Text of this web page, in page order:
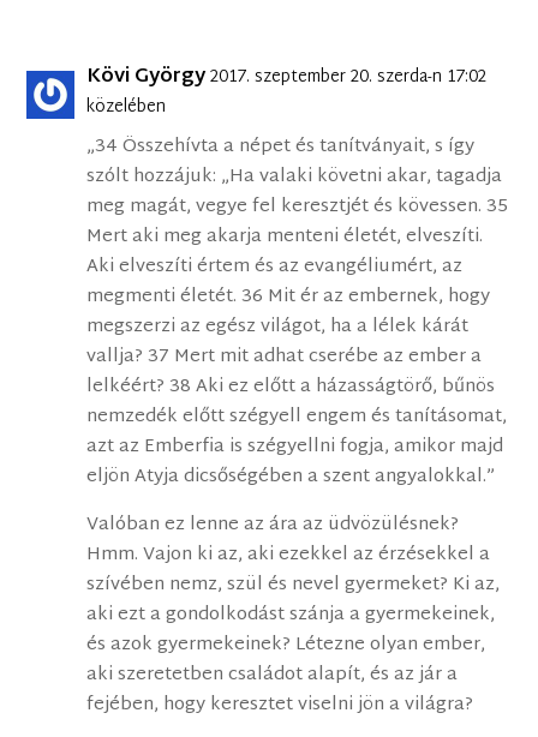
Kövi György2017. szeptember 20. szerda-n 17:02
közelében
„34 Összehívta a népet és tanítványait, s így
szólt hozzájuk: „Ha valaki követni akar, tagadja
meg magát, vegye fel keresztjét és kövessen. 35
Mert aki meg akarja menteni életét, elveszíti.
Aki elveszíti értem és az evangéliumért, az
megmenti életét. 36 Mit ér az embernek, hogy
megszerzi az egész világot, ha a lélek kárát
vallja? 37 Mert mit adhat cserébe az ember a
lelkéért? 38 Aki ez előtt a házasságtörő, bűnös
nemzedék előtt szégyell engem és tanításomat,
azt az Emberfia is szégyellni fogja, amikor majd
eljön Atyja dicsőségében a szent angyalokkal.”
Valóban ez lenne az ára az üdvözülésnek?
Hmm. Vajon ki az, aki ezekkel az érzésekkel a
szívében nemz, szül és nevel gyermeket? Ki az,
aki ezt a gondolkodást szánja a gyermekeinek,
és azok gyermekeinek? Létezne olyan ember,
aki szeretetben családot alapít, és az jár a
fejében, hogy keresztet viselni jön a világra?